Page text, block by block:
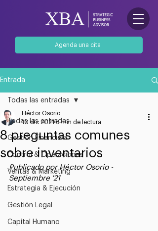
Agenda una cita
Entrada
Todas las entradas
Gestión Financiera
Control & Operaciones
Ventas & Marketing
Estrategia & Ejecución
Gestión Legal
Capital Humano
Todas las entradas
8 preguntas comunes
sobre inventarios
Héctor Osorio
10 dic 2021 6 min de lectura
Publicado por Héctor Osorio -
Septiembre '21